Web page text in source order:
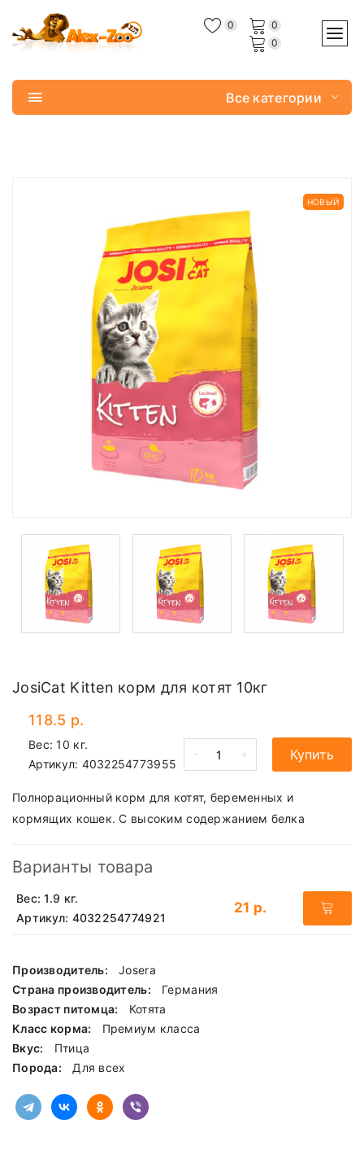
0
0
0
Все категории
НОВЫЙ
JosiCat Kitten корм для котят 10кг
118.5 р.
Вес: 10 кг.
Артикул: 4032254773955
- + Купить
Полнорационный корм для котят, беременных и
кормящих кошек. С высоким содержанием белка
Варианты товара
Вес: 1.9 кг.
Артикул: 4032254774921
21 р.
Производитель:
Josera
Страна производитель:
Германия
Возраст питомца:
Котята
Класс корма:
Премиум класса
Вкус:
Птица
Порода:
Для всех